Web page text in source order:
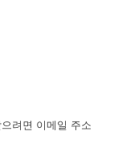
려면 이메일 주소